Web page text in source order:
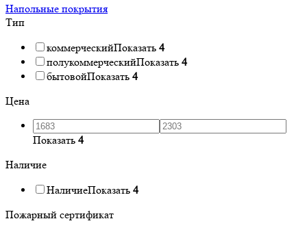
Напольные покрытия
Тип
коммерческийПоказать 4
полукоммерческийПоказать 4
бытовойПоказать 4
Цена
Показать 4
Наличие
НаличиеПоказать 4
Пожарный сертификат